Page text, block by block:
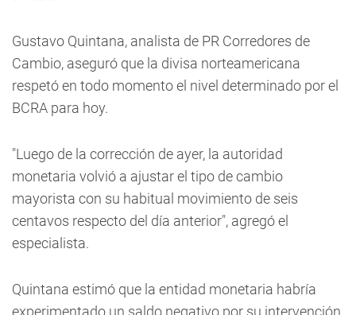
Gustavo Quintana, analista de PR Corredores de
Cambio, aseguró que la divisa norteamericana
respetó en todo momento el nivel determinado por el
BCRA para hoy.
"Luego de la corrección de ayer, la autoridad
monetaria volvió a ajustar el tipo de cambio
mayorista con su habitual movimiento de seis
centavos respecto del día anterior", agregó el
especialista.
Quintana estimó que la entidad monetaria habría
experimentado un saldo negativo por su intervención